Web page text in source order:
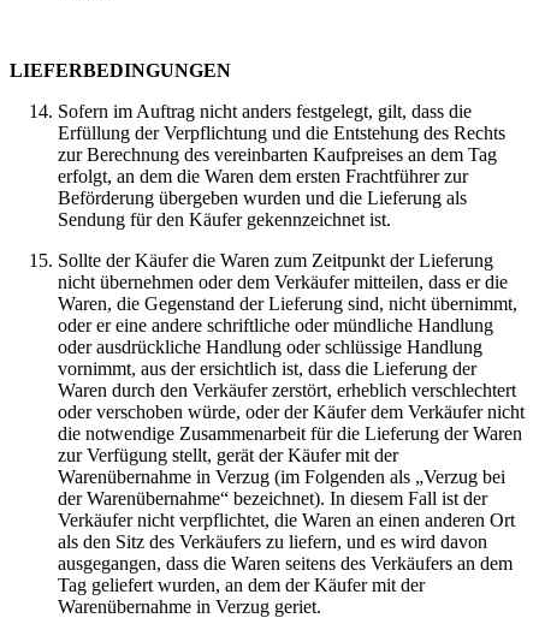
LIEFERBEDINGUNGEN
Sofern im Auftrag nicht anders festgelegt, gilt, dass die
Erfüllung der Verpflichtung und die Entstehung des Rechts
zur Berechnung des vereinbarten Kaufpreises an dem Tag
erfolgt, an dem die Waren dem ersten Frachtführer zur
Beförderung übergeben wurden und die Lieferung als
Sendung für den Käufer gekennzeichnet ist.
Sollte der Käufer die Waren zum Zeitpunkt der Lieferung
nicht übernehmen oder dem Verkäufer mitteilen, dass er die
Waren, die Gegenstand der Lieferung sind, nicht übernimmt,
oder er eine andere schriftliche oder mündliche Handlung
oder ausdrückliche Handlung oder schlüssige Handlung
vornimmt, aus der ersichtlich ist, dass die Lieferung der
Waren durch den Verkäufer zerstört, erheblich verschlechtert
oder verschoben würde, oder der Käufer dem Verkäufer nicht
die notwendige Zusammenarbeit für die Lieferung der Waren
zur Verfügung stellt, gerät der Käufer mit der
Warenübernahme in Verzug (im Folgenden als „Verzug bei
der Warenübernahme“ bezeichnet). In diesem Fall ist der
Verkäufer nicht verpflichtet, die Waren an einen anderen Ort
als den Sitz des Verkäufers zu liefern, und es wird davon
ausgegangen, dass die Waren seitens des Verkäufers an dem
Tag geliefert wurden, an dem der Käufer mit der
Warenübernahme in Verzug geriet.